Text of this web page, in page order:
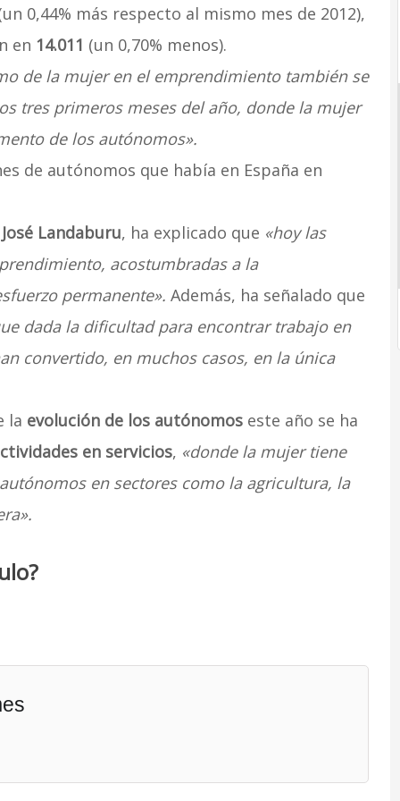
0,44% más respecto al mismo mes de 2012),
en 14.011 (un 0,70% menos).
de la mujer en el emprendimiento también se
tres primeros meses del año, donde la mujer
de los autónomos».
de autónomos que había en España en
Landaburu, ha explicado que «hoy las
acostumbradas a la
permanente». Además, ha señalado que
dada la dificultad para encontrar trabajo en
convertido, en muchos casos, en la única
la evolución de los autónomoseste año se ha
en servicios, «donde la mujer tiene
en sectores como la agricultura, la